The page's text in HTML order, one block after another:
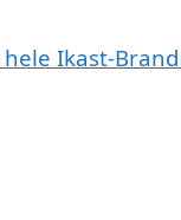
Ikast-